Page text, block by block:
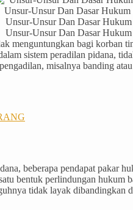
Unsur-Unsur Dan Dasar Hukum
menguntungkan bagi korban
sistem peradilan pidana,
misalnya banding
beberapa pendapat pakar
bentuk perlindungan
tidak layak dibandingkan